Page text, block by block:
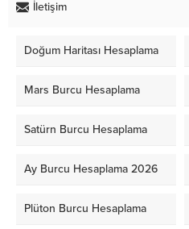
İletişim
Doğum Haritası Hesaplama
Mars Burcu Hesaplama
Satürn Burcu Hesaplama
Ay Burcu Hesaplama 2026
Plüton Burcu Hesaplama